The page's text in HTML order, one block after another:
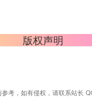
版权声明
考，如有侵权，请联系站长